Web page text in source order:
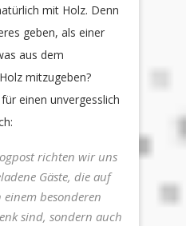
mit Holz. Denn
geben, als einer
aus dem
mitzugeben?
einen unvergesslich
richten wir uns
Gäste, die auf
besonderen
sind, sondern auch